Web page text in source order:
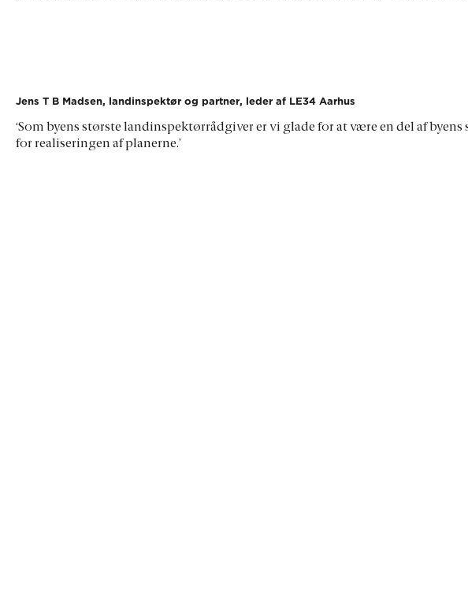
Jens T B Madsen, landinspektør og partner, leder af LE34 Aarhus
‘Som byens største landinspektørrådgiver er vi glade for at være en del af
for realiseringen af planerne.’